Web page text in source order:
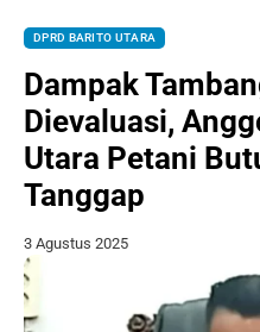
DPRD BARITO UTARA
Dampak
Dievaluasi,
Utara Petani
Tanggap
3 Agustus 2025